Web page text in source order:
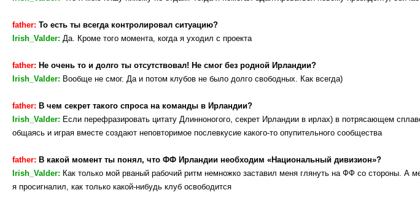
father: То есть ты всегда контролировал ситуацию?
Irish_Valder: Да. Кроме того момента, когда я уходил с проекта
father: Не очень то и долго ты отсутствовал! Не смог без родной Ирландии?
Irish_Valder: Вообще не смог. Да и потом клубов не было долго свободных. Как всегда)
father: В чем секрет такого спроса на команды в Ирландии?
Irish_Valder: Если перефразировать цитату Длинноногого, секрет Ирландии в ирлах) в потрясающем
общаясь и играя вместе создают неповторимое послевкусие какого-то опупительного сообщества
father: В какой момент ты понял, что ФФ Ирландии необходим «Национальный дивизион»?
Irish_Valder: Как только мой рваный рабочий ритм немножко заставил меня глянуть на ФФ со стороны. А
я просигналил, как только какой-нибудь клуб освободится